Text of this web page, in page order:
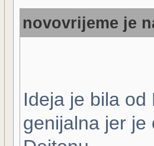
novovrijeme je
Ideja je bila
genijalna jer je